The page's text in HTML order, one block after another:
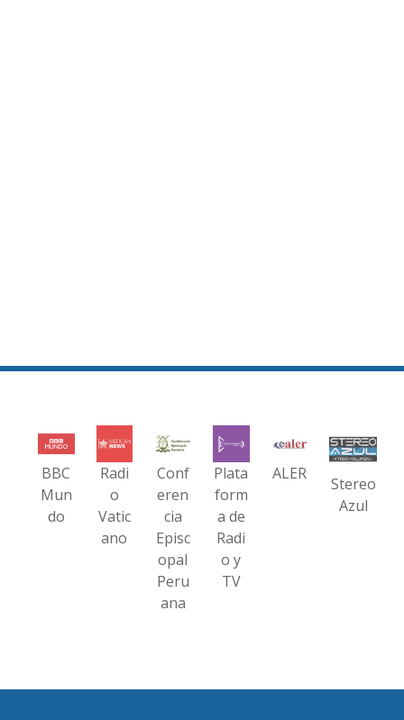
BBC
Mun
do
Radi
o
Vatic
ano
Conf
eren
cia
Episc
opal
Peru
ana
Plata
form
a de
Radi
o y
TV
ALER
Stereo
Azul